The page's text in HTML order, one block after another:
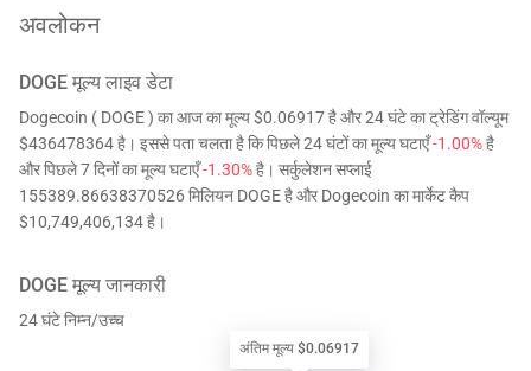
अवलोकन
DOGE मूल्य लाइव डेटा
Dogecoin ( DOGE ) का आज का मूल्य $0.06917 है और 24 घंटे का ट्रेडिंग वॉल्यूम
$436478364 है। इससे पता चलता है कि पिछले 24 घंटों का मूल्य घटाएँ-1.00%है
और पिछले 7 दिनों का मूल्य घटाएँ-1.30%है। सर्कुलेशन सप्लाई
155389.86638370526 मिलियन DOGE है और Dogecoin का मार्केट कैप
$10,749,406,134 है।
DOGE मूल्य जानकारी
24 घंटे निम्न/उच्च
अंतिम मूल्य $0.06917